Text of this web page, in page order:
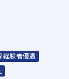
、在職中
経験者優遇